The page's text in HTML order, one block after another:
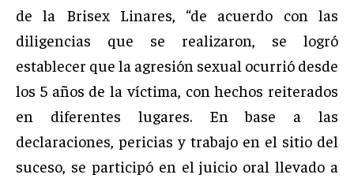
de la Brisex Linares, “de acuerdo con las
diligencias que se realizaron, se logró
establecer que la agresión sexual ocurrió desde
los 5 años de la víctima, con hechos reiterados
en diferentes lugares. En base a las
declaraciones, pericias y trabajo en el sitio del
suceso, se participó en el juicio oral llevado a